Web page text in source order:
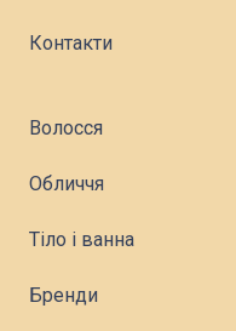
Контакти
Волосся
Обличчя
Тіло і ванна
Бренди